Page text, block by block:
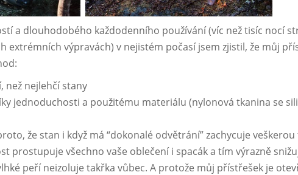
a dlouhodobého každodenního používání (víc než tisíc nocí
extrémních výpravách) v nejistém počasí jsem zjistil, že můj
než nejlehčí stany
jednoduchosti a použitému materiálu (nylonová tkanina se
že stan i když má “dokonalé odvětrání” zachycuje
prostupuje všechno vaše oblečení i spacák a tím výrazně
peří neizoluje takřka vůbec. A protože můj přístřešek je